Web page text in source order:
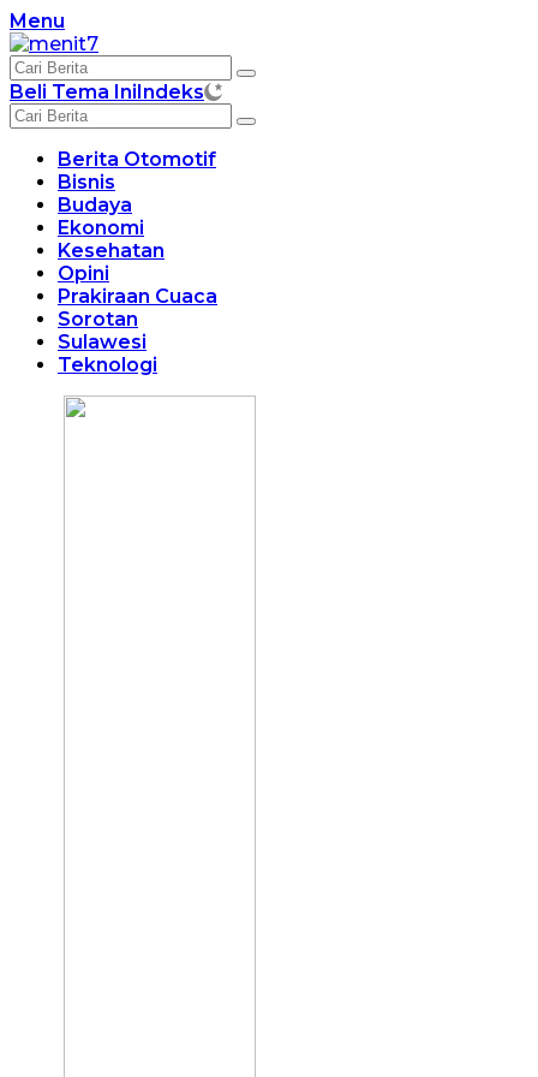
Langsung
ke
konten
Menu
Beli Tema IniIndeks
Berita Otomotif
Bisnis
Budaya
Ekonomi
Kesehatan
Opini
Prakiraan Cuaca
Sorotan
Sulawesi
Teknologi